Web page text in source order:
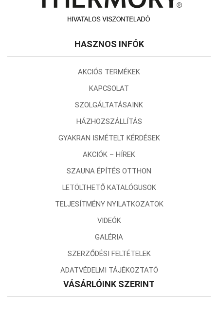
HASZNOS INFÓK
AKCIÓS TERMÉKEK
KAPCSOLAT
SZOLGÁLTATÁSAINK
HÁZHOZSZÁLLÍTÁS
GYAKRAN ISMÉTELT KÉRDÉSEK
AKCIÓK – HÍREK
SZAUNA ÉPÍTÉS OTTHON
LETÖLTHETŐ KATALÓGUSOK
TELJESÍTMÉNY NYILATKOZATOK
VIDEÓK
GALÉRIA
SZERZŐDÉSI FELTÉTELEK
ADATVÉDELMI TÁJÉKOZTATÓ
VÁSÁRLÓINK SZERINT